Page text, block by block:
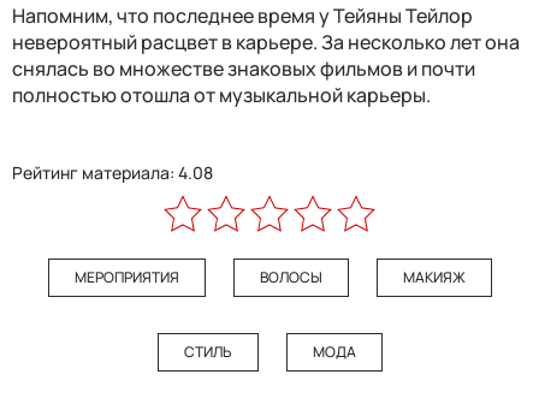
Напомним, что последнее время у Тейяны Тейлор
невероятный расцвет в карьере. За несколько лет она
снялась во множестве знаковых фильмов и почти
полностью отошла от музыкальной карьеры.
Рейтинг материала: 4.08
МЕРОПРИЯТИЯ ВОЛОСЫ МАКИЯЖ
СТИЛЬ МОДА